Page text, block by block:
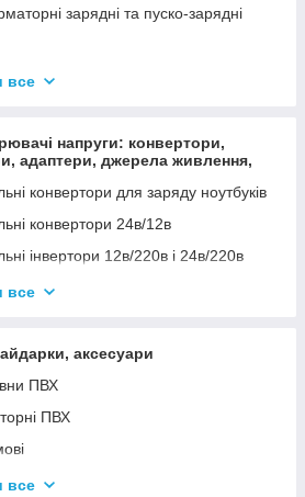
зарядні та пуско-зарядні
все
напруги: конвертори,
адаптери, джерела живлення,
конвертори для заряду ноутбуків
конвертори 24в/12в
інвертори 12в/220в і 24в/220в
все
аксесуари
ПВХ
ПВХ
все